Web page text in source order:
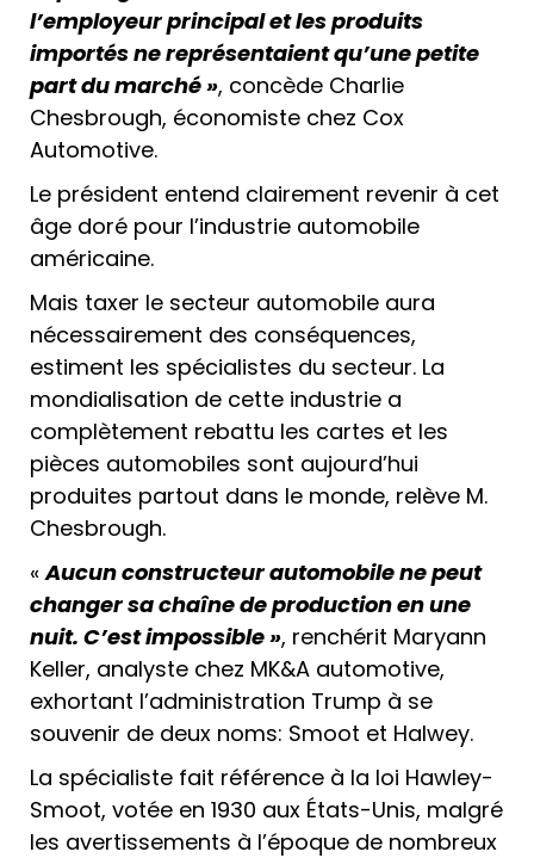
l’employeur principal et les produits
importés ne représentaient qu’une petite
part du marché », concède Charlie
Chesbrough, économiste chez Cox
Automotive.
Le président entend clairement revenir à cet
âge doré pour l’industrie automobile
américaine.
Mais taxer le secteur automobile aura
nécessairement des conséquences,
estiment les spécialistes du secteur. La
mondialisation de cette industrie a
complètement rebattu les cartes et les
pièces automobiles sont aujourd’hui
produites partout dans le monde, relève M.
Chesbrough.
«Aucun constructeur automobile ne peut
changer sa chaîne de production en une
nuit. C’est impossible », renchérit Maryann
Keller, analyste chez MK&A automotive,
exhortant l’administration Trump à se
souvenir de deux noms: Smoot et Halwey.
La spécialiste fait référence à la loi Hawley-
Smoot, votée en 1930 aux États-Unis, malgré
les avertissements à l’époque de nombreux